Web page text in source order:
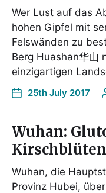
Wer Lust auf das
hohen Gipfel mit
Felswänden zu
Berg Huashan华山
einzigartigen
25th July 2017
Wuhan:
Wuhan, die
Provinz Hubei,